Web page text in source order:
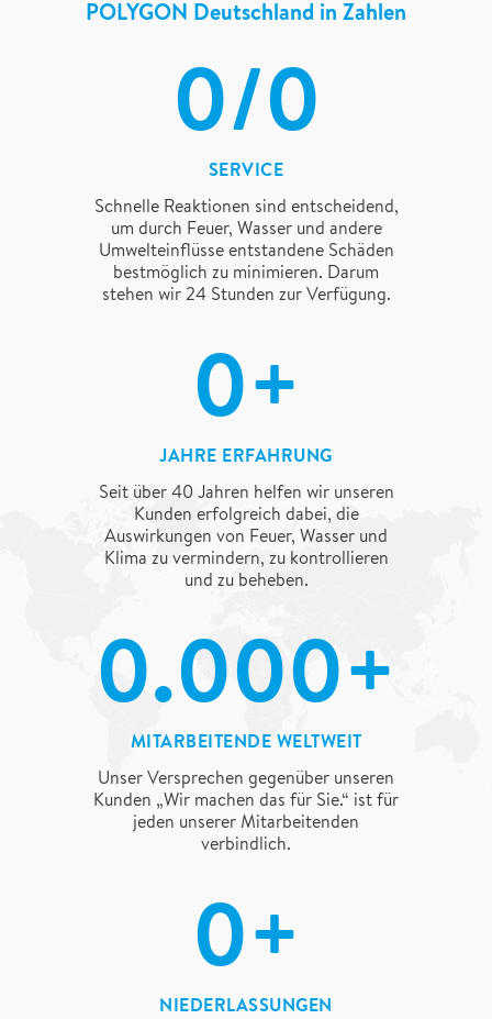
POLYGON Deutschland in Zahlen
14/4
SERVICE
Schnelle Reaktionen sind entscheidend,
um durch Feuer, Wasser und andere
Umwelteinflüsse entstandene Schäden
bestmöglich zu minimieren. Darum
stehen wir 24 Stunden zur Verfügung.
23+
JAHRE ERFAHRUNG
Seit über 40 Jahren helfen wir unseren
Kunden erfolgreich dabei, die
Auswirkungen von Feuer, Wasser und
Klima zu vermindern, zu kontrollieren
und zu beheben.
4.000+
MITARBEITENDE WELTWEIT
Unser Versprechen gegenüber unseren
Kunden „Wir machen das für Sie.“ ist für
jeden unserer Mitarbeitenden
verbindlich.
69+
NIEDERLASSUNGEN